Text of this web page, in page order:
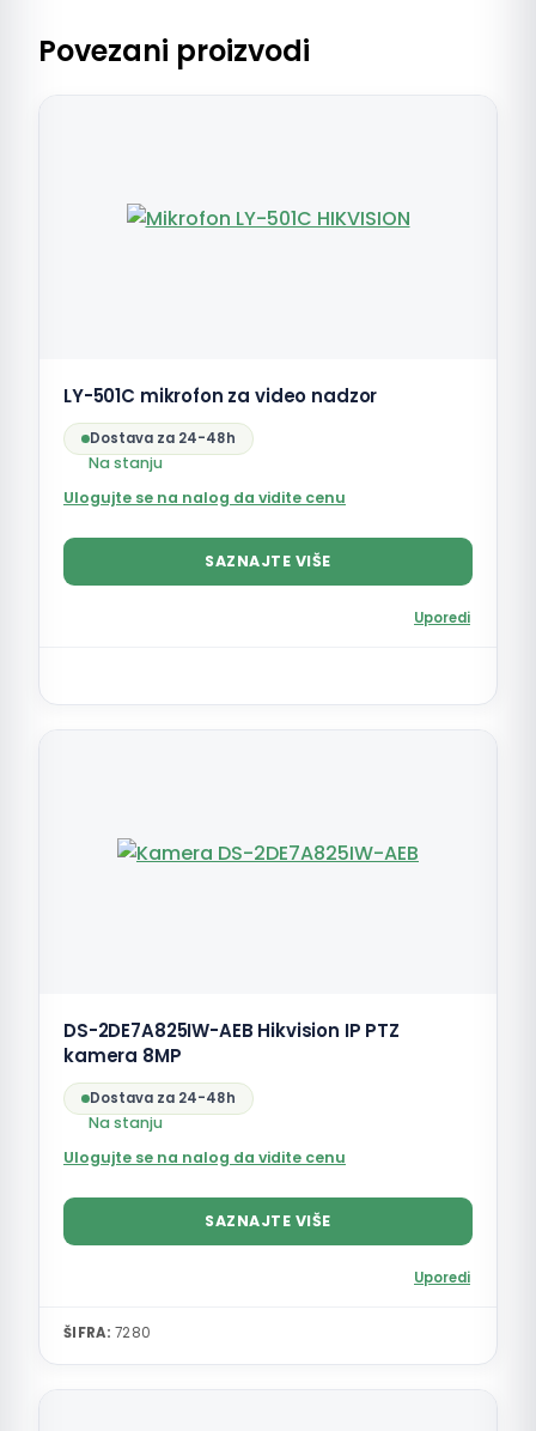
Povezani proizvodi
LY-501C mikrofon za video nadzor
Dostava za 24-48h
Na stanju
Ulogujte se na nalog da vidite cenu
SAZNAJTE VIŠE
Uporedi
DS-2DE7A825IW-AEB Hikvision IP PTZ
kamera 8MP
Dostava za 24-48h
Na stanju
Ulogujte se na nalog da vidite cenu
SAZNAJTE VIŠE
Uporedi
ŠIFRA: 7280